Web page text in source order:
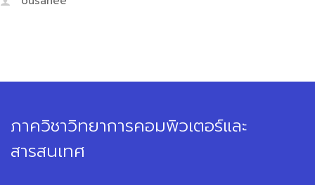
ภาควิชาวิทยาการคอมพิวเตอร์และ
สารสนเทศ